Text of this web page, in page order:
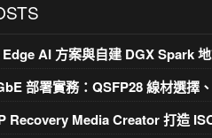
AI 方案與自建 DGX Spark
部署實務：QSFP28 線材選擇
Recovery Media Creator 打造